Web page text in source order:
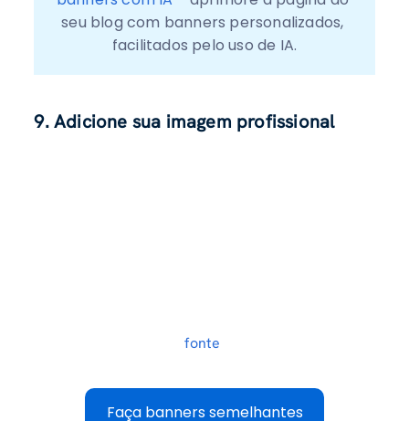
seu blog com banners personalizados,
facilitados pelo uso de IA.
9. Adicione sua imagem profissional
fonte
Faça banners semelhantes